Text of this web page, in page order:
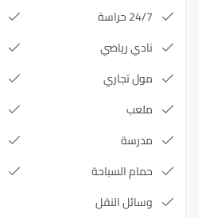
24/7 حراسة
نادي رياضي
مول تجاري
ملعب
مدرسة
حمام السباحة
وسائل النقل